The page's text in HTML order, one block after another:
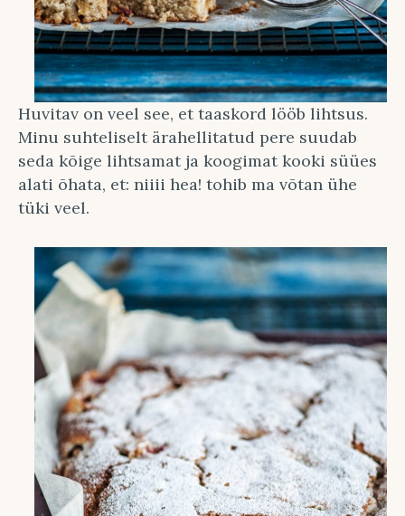
Huvitav on veel see, et taaskord lööb lihtsus.
Minu suhteliselt ärahellitatud pere suudab
seda kõige lihtsamat ja koogimat kooki süües
alati õhata, et: niiii hea! tohib ma võtan ühe
tüki veel.